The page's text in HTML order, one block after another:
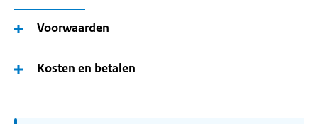
Voorwaarden
Kosten en betalen